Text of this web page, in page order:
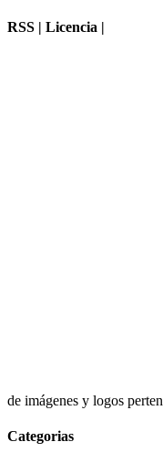
RSS | Licencia |
de imágenes y logos
Categorias